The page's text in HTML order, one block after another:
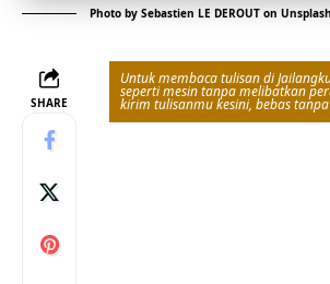
Photo by Sebastien LE DEROUT on Unsplash
SHARE
Untuk membaca tulisan di
seperti mesin tanpa melibatkan
kirim tulisanmu kesini, bebas